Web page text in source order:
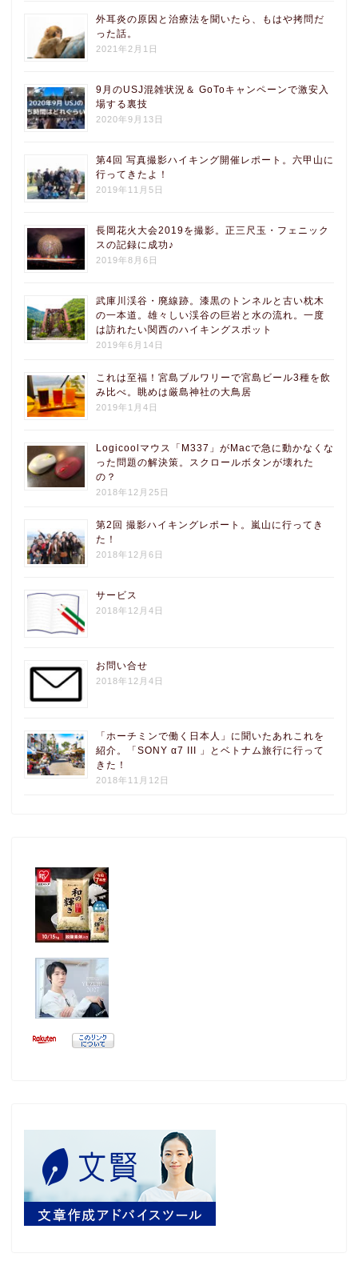
外耳炎の原因と治療法を聞いたら、もはや拷問だ
った話。
2021年2月1日
9月のUSJ混雑状況＆ GoToキャンペーンで激安入
場する裏技
2020年9月13日
第4回 写真撮影ハイキング開催レポート。六甲山に
行ってきたよ！
2019年11月5日
長岡花火大会2019を撮影。正三尺玉・フェニック
スの記録に成功♪
2019年8月6日
武庫川渓谷・廃線跡。漆黒のトンネルと古い枕木
の一本道。雄々しい渓谷の巨岩と水の流れ。一度
は訪れたい関西のハイキングスポット
2019年6月14日
これは至福！宮島ブルワリーで宮島ビール3種を飲
み比べ。眺めは厳島神社の大鳥居
2019年1月4日
Logicoolマウス「M337」がMacで急に動かなくな
った問題の解決策。スクロールボタンが壊れた
の？
2018年12月25日
第2回 撮影ハイキングレポート。嵐山に行ってき
た！
2018年12月6日
サービス
2018年12月4日
お問い合せ
2018年12月4日
「ホーチミンで働く日本人」に聞いたあれこれを
紹介。「SONY α7 III 」とベトナム旅行に行って
きた！
2018年11月12日